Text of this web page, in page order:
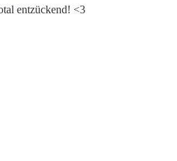
entzückend! <3